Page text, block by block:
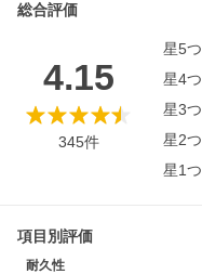
総合評価
4.15
345件
星5つ
星4つ
星3つ
星2つ
星1つ
項目別評価
耐久性